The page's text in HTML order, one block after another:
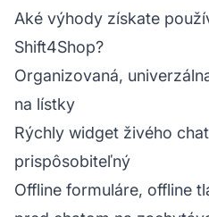
Aké výhody získate
Shift4Shop?
Organizovaná,
na lístky
Rýchly widget živého
prispôsobiteľný
Offline formuláre, offline